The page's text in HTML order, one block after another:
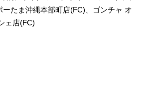
ーたま沖縄本部町店(FC)、ゴンチャ オ
ェ店(FC)